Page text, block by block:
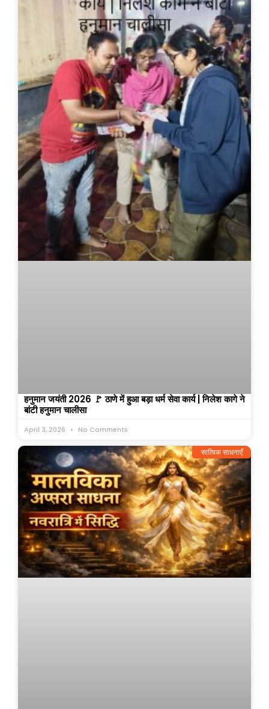
हनुमान जयंती 2026 🚩 ठाणे में हुआ बड़ा धर्म सेवा कार्य | निलेश कागे ने
बांटी हनुमान चालीसा
April 3, 2026 No Comments
सात्विक साधनाएँ